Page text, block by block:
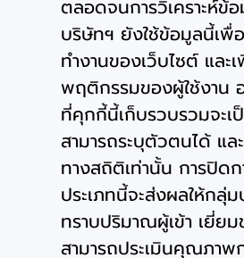
ตลอดจนการวิเคราะห์
บริษัทฯ ยังใช้ข้อมูลนี้เพื่
ทำงานของเว็บไซต์ และเ
พฤติกรรมของผู้ใช้งาน
ที่คุกกี้นี้เก็บรวบรวมจะเ
สามารถระบุตัวตนได้ แล
ทางสถิติเท่านั้น การปิด
ประเภทนี้จะส่งผลให้กลุ่
ทราบปริมาณผู้เข้า เยี่ยม
สามารถประเมินคุณภาพ